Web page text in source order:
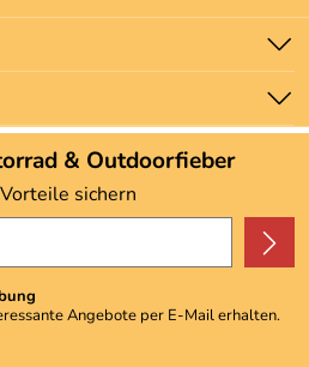
& Outdoorfieber
sichern
Angebote per E-Mail erhalten.
an andere Unternehmen
Zwecken wird in anonymer Form